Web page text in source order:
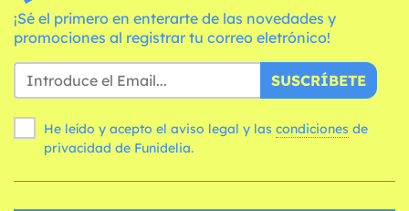
¡Sé el primero en enterarte de las novedades y
promociones al registrar tu correo eletrónico!
SUSCRÍBETE
He leído y acepto el aviso legal y las condiciones
privacidad de Funidelia.